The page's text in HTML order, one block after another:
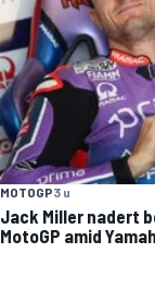
MOTOGP3 u
Jack Miller nadert
MotoGP amid